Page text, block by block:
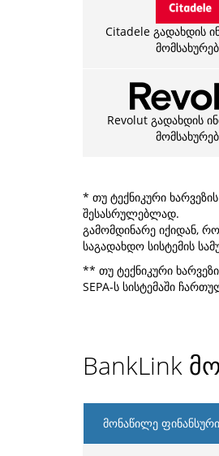
Citadele გადახდის
Revolut გადახდის
* თუ ტექნიკური
შესასრულებლად.
გამომდინარე იქიდან,
საგადახდო სისტემის
** თუ ტექნიკური
SEPA-ს სისტემაში
BankLink
მონაწილე